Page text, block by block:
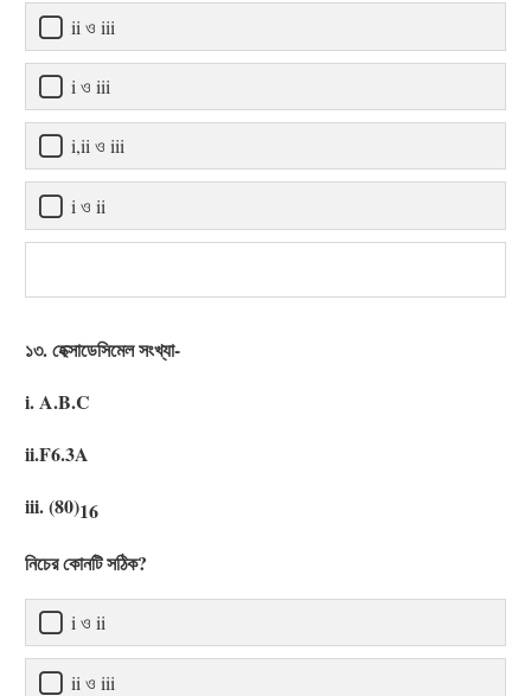
ii ও iii
i ও iii
i,ii ও iii
i ও ii
১৩. হেক্সাডেসিমেল সংখ্যা-
i. A.B.C
ii.F6.3A
iii. (80)16
নিচের কোনটি সঠিক?
i ও ii
ii ও iii